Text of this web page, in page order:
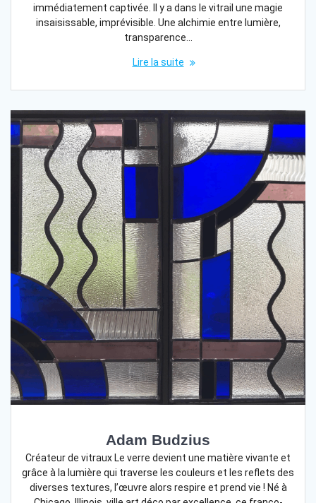
immédiatement captivée. Il y a dans le vitrail une magie
insaisissable, imprévisible. Une alchimie entre lumière,
transparence…
Lire la suite
Adam Budzius
Créateur de vitraux Le verre devient une matière vivante et
grâce à la lumière qui traverse les couleurs et les reflets des
diverses textures, l’œuvre alors respire et prend vie ! Né à